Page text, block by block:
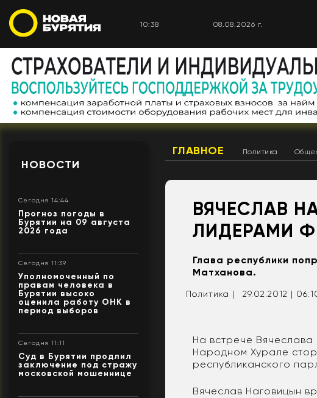
10:38 08.08.2026 г.
НОВОСТИ
Сегодня 14:44
Прогноз погоды в
Бурятии на 09 августа
2026 года
Сегодня 11:39
Уполномоченный по
правам человека в
Бурятии высоко
оценила работу ОНК в
период выборов
Сегодня 11:11
Суд в Бурятии продлил
заключение под стражу
московской мошеннице
ГЛАВНОЕ Политика
ВЯЧЕСЛАВ
ЛИДЕРАМИ
Глава республики
Матханова.
Политика | 29.02.2012 |
На встрече
Народном Хурале
республиканского
Вячеслав Наговицын